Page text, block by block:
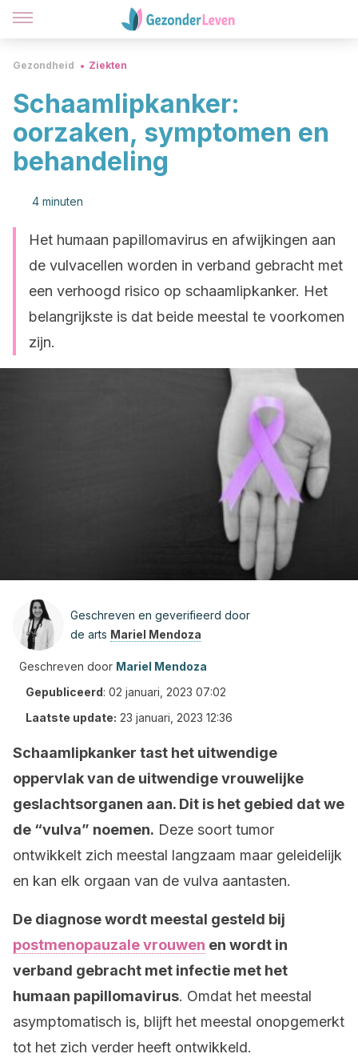
Gezondheid Ziekten
Schaamlipkanker:
oorzaken, symptomen en
behandeling
4 minuten
Het humaan papillomavirus en afwijkingen aan
de vulvacellen worden in verband gebracht met
een verhoogd risico op schaamlipkanker. Het
belangrijkste is dat beide meestal te voorkomen
zijn.
Geschreven en geverifieerd door
de arts Mariel Mendoza
Geschreven door Mariel Mendoza
Gepubliceerd: 02 januari, 2023 07:02
Laatste update: 23 januari, 2023 12:36
Schaamlipkanker tast het uitwendige
oppervlak van de uitwendige vrouwelijke
geslachtsorganen aan. Dit is het gebied dat we
de “vulva” noemen. Deze soort tumor
ontwikkelt zich meestal langzaam maar geleidelijk
en kan elk orgaan van de vulva aantasten.
De diagnose wordt meestal gesteld bij
postmenopauzale vrouwen en wordt in
verband gebracht met infectie met het
humaan papillomavirus. Omdat het meestal
asymptomatisch is, blijft het meestal onopgemerkt
tot het zich verder heeft ontwikkeld.